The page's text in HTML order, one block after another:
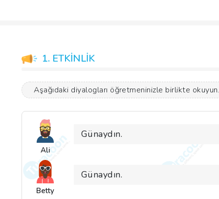
1. ETKİNLİK
Aşağıdaki diyalogları öğretmeninizle birlikte okuyun.
Ali
Günaydın.
Betty
Günaydın.